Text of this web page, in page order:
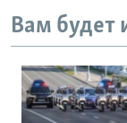
Вам будет